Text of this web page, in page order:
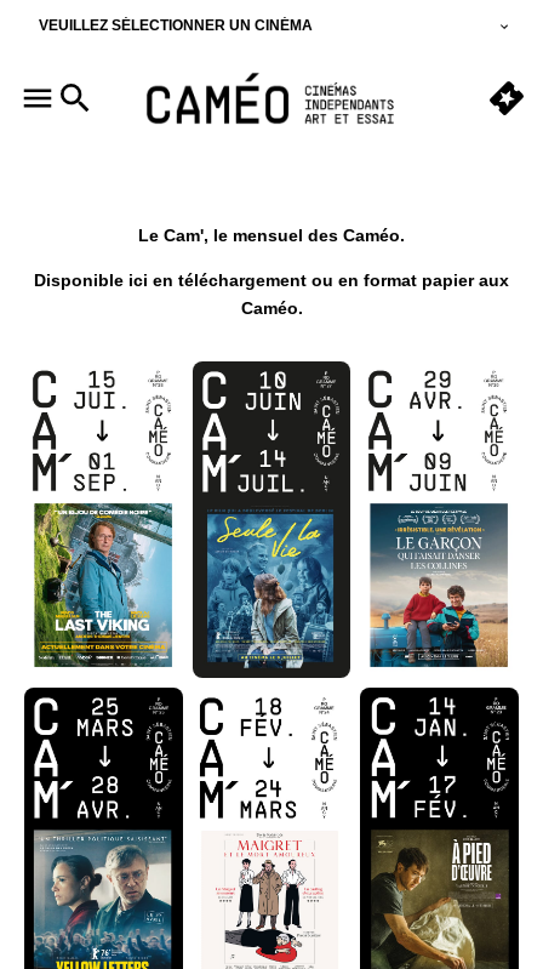
VEUILLEZ SÉLECTIONNER UN CINÉMA
Le Cam', le mensuel des Caméo.
Disponible ici en téléchargement ou en format papier aux
Caméo.